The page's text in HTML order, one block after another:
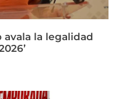
la legalidad